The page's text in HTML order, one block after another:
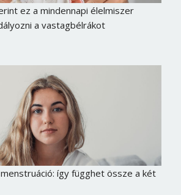
ez a mindennapi élelmiszer
a vastagbélrákot
így függhet össze a két